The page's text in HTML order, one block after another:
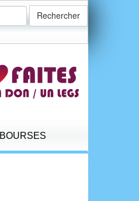
Rechercher
BOURSES